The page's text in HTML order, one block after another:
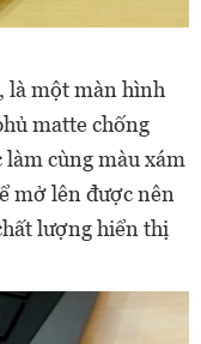
là một màn hình
matte chống
cùng màu xám
mở lên được nên
lượng hiển thị